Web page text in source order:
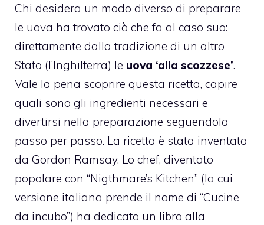
Chi desidera un modo diverso di preparare
le uova ha trovato ciò che fa al caso suo:
direttamente dalla tradizione di un altro
Stato (l’Inghilterra) le uova ‘alla scozzese’.
Vale la pena scoprire questa ricetta, capire
quali sono gli ingredienti necessari e
divertirsi nella preparazione seguendola
passo per passo. La ricetta è stata inventata
da Gordon Ramsay. Lo chef, diventato
popolare con “Nigthmare’s Kitchen” (la cui
versione italiana prende il nome di “Cucine
da incubo”) ha dedicato un libro alla